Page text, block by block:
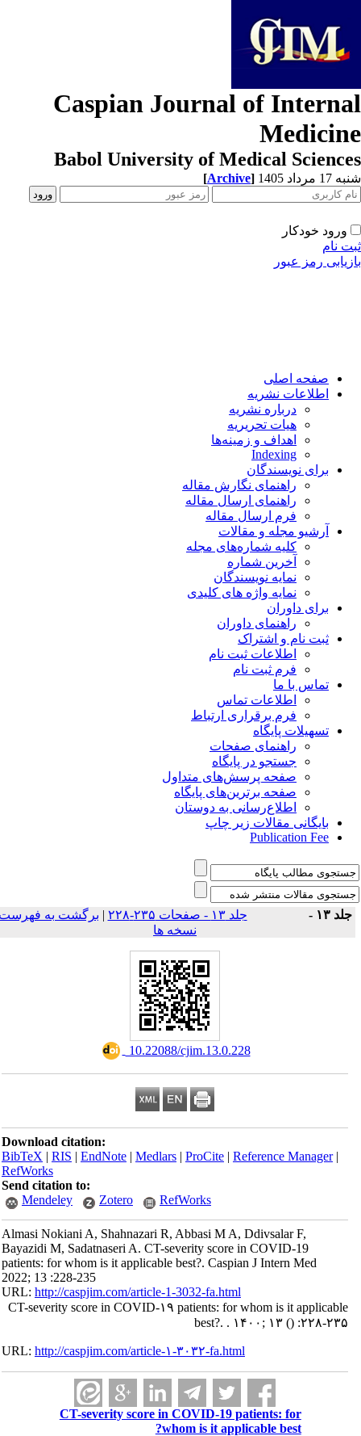
Caspian Journal of
Babol University of Medical
مرداد 1405 [Archive]
ورود خودکار
نام
رمز عبور
صفحه اصلی
اطلاعات نشریه
درباره نشریه
هیات تحریریه
اهداف و زمینه‌ها
Indexing
برای نویسندگان
راهنمای نگارش مقاله
راهنمای ارسال مقاله
فرم ارسال مقاله
آرشیو مجله و مقالات
کلیه شماره‌های مجله
آخرین شماره
نمایه نویسندگان
نمایه واژه های کلیدی
برای داوران
راهنمای داوران
ثبت نام و اشتراک
اطلاعات ثبت نام
فرم ثبت نام
تماس با ما
اطلاعات تماس
فرم برقراری ارتباط
تسهیلات پایگاه
راهنمای صفحات
جستجو در پایگاه
صفحه پرسش‌های متداول
صفحه برترین‌های پایگاه
اطلاع‌رسانی به دوستان
بایگانی مقالات زیر چاپ
Publication Fee
جلد ۱۳ - جلد ۱۳ - صفحات ۲۳۵-۲۲۸ |برگشت به فهرست
نسخه ها
‎ 10.22088/cjim.13.0.228
Download citation:
BibTeX|RIS|EndNote|Medlars|ProCite|Reference Manager
RefWorks
Send citation to:
Mendeley
Zotero RefWorks
Almasi Nokiani A, Shahnazari R, Abbasi M A, Ddivsalar F,
Bayazidi M, Sadatnaseri A. CT-severity score in COVID-19
patients: for whom is it applicable best?. Caspian J Intern Med
2022; 13 :228-235
URL:http://caspjim.com/article-1-3032-fa.html
CT-severity score in COVID-۱۹ patients: for whom is it applicable
best?. . ۱۴۰۰; ۱۳ ():۲۲۸-۲۳۵
URL:http://caspjim.com/article-۱-۳۰۳۲-fa.html
CT-severity score in COVID-19 patients: for
whom is it applicable best?